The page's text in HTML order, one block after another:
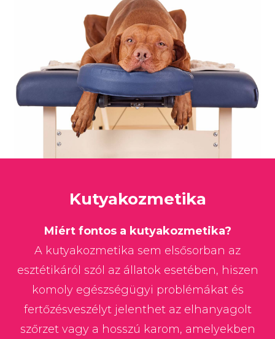
Kutyakozmetika
Miért fontos a kutyakozmetika?
A kutyakozmetika sem elsősorban az
esztétikáról szól az állatok esetében, hiszen
komoly egészségügyi problémákat és
fertőzésveszélyt jelenthet az elhanyagolt
szőrzet vagy a hosszú karom, amelyekben